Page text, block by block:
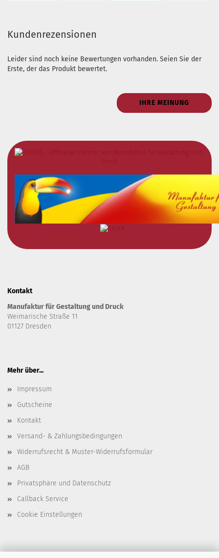
Kundenrezensionen
Leider sind noch keine Bewertungen vorhanden. Seien Sie der
Erste, der das Produkt bewertet.
IHRE MEINUNG
Kontakt
Manufaktur für Gestaltung und Druck
Weimarische Straße 11
01127 Dresden
Mehr über...
Impressum
Gutscheine
Kontakt
Versand- & Zahlungsbedingungen
Widerrufsrecht & Muster-Widerrufsformular
AGB
Privatsphäre und Datenschutz
Callback Service
Cookie Einstellungen